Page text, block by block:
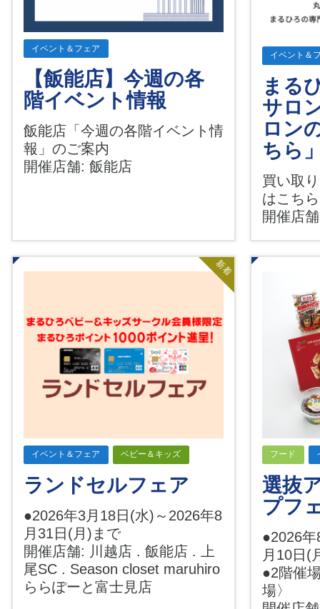
イベント＆フェア
【飯能店】今週の各
階イベント情報
飯能店「今週の各階イベント情
報」のご案内
開催店舗: 飯能店
イベント＆
まる
サロ
ロン
ちら
買い取
はこち
開催店
新着
イベント＆フェア ベビー＆キッズ
ランドセルフェア
●2026年3月18日(水)～2026年8
月31日(月)まで
開催店舗: 川越店 . 飯能店 . 上
尾SC . Season closet maruhiro
ららぽーと富士見店
フード
選抜
プフ
●2026
月10日(
●2階催
場〉